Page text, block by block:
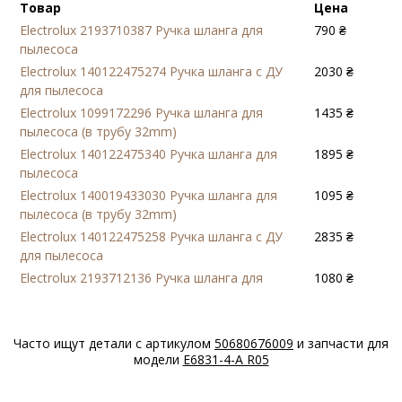
Товар
Цена
Electrolux 2193710387 Ручка шланга для
пылесоса
790 ₴
Electrolux 140122475274 Ручка шланга с ДУ
для пылесоса
2030 ₴
Electrolux 1099172296 Ручка шланга для
пылесоса (в трубу 32mm)
1435 ₴
Electrolux 140122475340 Ручка шланга для
пылесоса
1895 ₴
Electrolux 140019433030 Ручка шланга для
пылесоса (в трубу 32mm)
1095 ₴
Electrolux 140122475258 Ручка шланга с ДУ
для пылесоса
2835 ₴
Electrolux 2193712136 Ручка шланга для
1080 ₴
Часто ищут детали с артикулом 50680676009 и запчасти для
модели E6831-4-A R05